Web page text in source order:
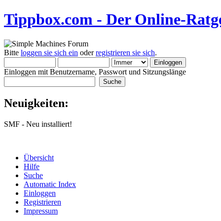
Tippbox.com - Der Online-
Bitte loggen sie sich ein oderregistrieren sie sich.
Einloggen mit Benutzername, Passwort und Sitzungslänge
Neuigkeiten:
SMF - Neu installiert!
Übersicht
Hilfe
Suche
Automatic Index
Einloggen
Registrieren
Impressum